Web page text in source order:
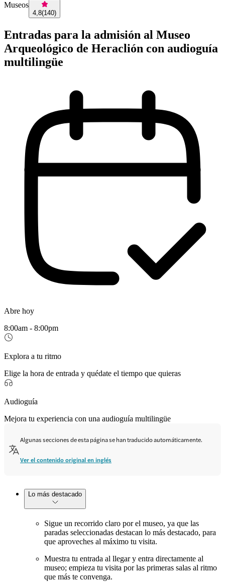
Museos
4,8(140)
Entradas para la admisión al Museo
Arqueológico de Heraclión con audioguía
multilingüe
Abre hoy
8:00am - 8:00pm
Explora a tu ritmo
Elige la hora de entrada y quédate el tiempo que quieras
Audioguía
Mejora tu experiencia con una audioguía multilingüe
Algunas secciones de esta página se han traducido automáticamente.
Ver el contenido original en inglés
Lo más destacado
Sigue un recorrido claro por el museo, ya que las
paradas seleccionadas destacan lo más destacado, para
que aproveches al máximo tu visita.
Muestra tu entrada al llegar y entra directamente al
museo; empieza tu visita por las primeras salas al ritmo
que más te convenga.